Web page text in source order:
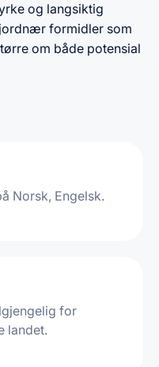
og langsiktig
formidler som
om både potensial
Norsk, Engelsk.
for
landet.